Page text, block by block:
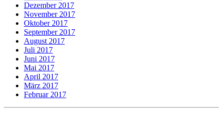
Dezember 2017
November 2017
Oktober 2017
September 2017
August 2017
Juli 2017
Juni 2017
Mai 2017
April 2017
März 2017
Februar 2017